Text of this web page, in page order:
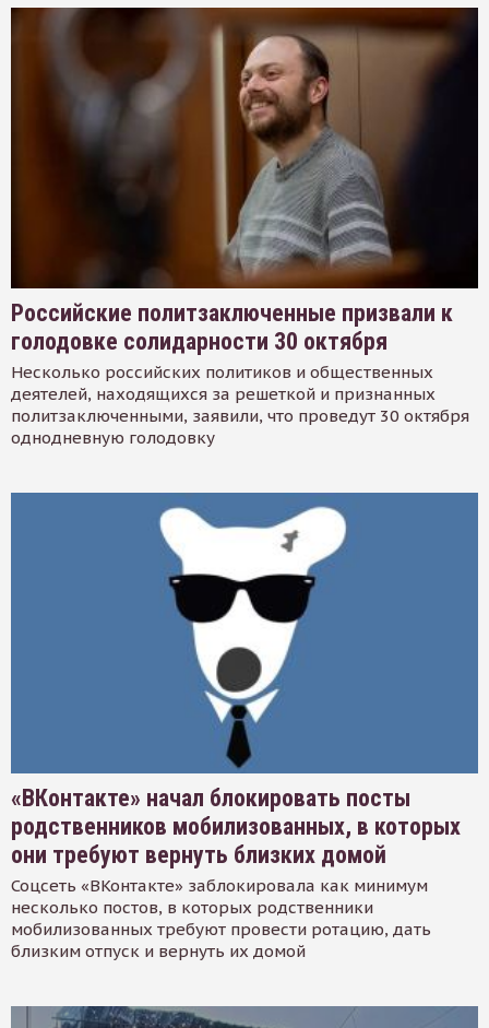
Российские политзаключенные призвали к
голодовке солидарности 30 октября
Несколько российских политиков и общественных
деятелей, находящихся за решеткой и признанных
политзаключенными, заявили, что проведут 30 октября
однодневную голодовку
«ВКонтакте» начал блокировать посты
родственников мобилизованных, в которых
они требуют вернуть близких домой
Соцсеть «ВКонтакте» заблокировала как минимум
несколько постов, в которых родственники
мобилизованных требуют провести ротацию, дать
близким отпуск и вернуть их домой